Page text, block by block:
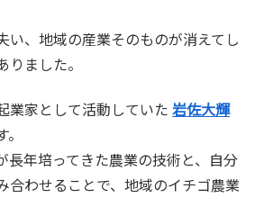
い、地域の産業そのものが消えてし
ました。
業家として活動していた 岩佐大輝
長年培ってきた農業の技術と、自分
合わせることで、地域のイチゴ農業